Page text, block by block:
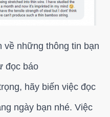
về những thông tin bạn
đọc báo
hãy biến việc đọc
ngày bạn nhé. Việc